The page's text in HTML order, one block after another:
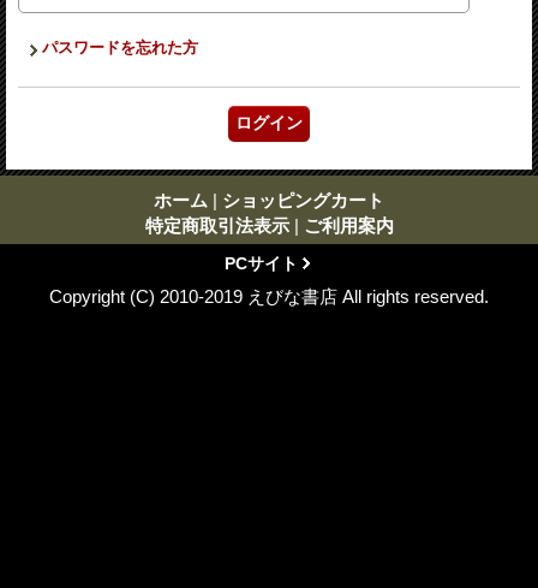
パスワードを忘れた方
ホーム | ショッピングカート
特定商取引法表示 | ご利用案内
PCサイト
Copyright (C) 2010-2019 えびな書店 All rights reserved.